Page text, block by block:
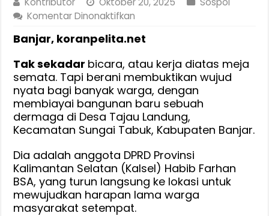
Komentar Dinonaktifkan
Farhan
Dermaga
di
Tajau
Landung
Dengan
Dana
Pribadi
:
Ketika
Ada
Kemampuan
Banjar, koranpelita.net
Tak sekadar bicara, atau kerja diatas meja
semata. Tapi berani membuktikan wujud
nyata bagi banyak warga, dengan
membiayai bangunan baru sebuah
dermaga di Desa Tajau Landung,
Kecamatan Sungai Tabuk, Kabupaten Banjar.
Dia adalah anggota DPRD Provinsi
Kalimantan Selatan (Kalsel) Habib Farhan
BSA, yang turun langsung ke lokasi untuk
mewujudkan harapan lama warga
masyarakat setempat.